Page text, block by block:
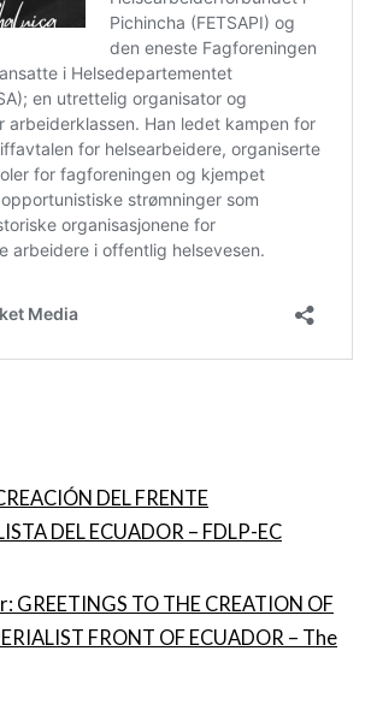
DEL FRENTE
DEL ECUADOR – FDLP-EC
GREETINGS TO THE CREATION OF
FRONT OF ECUADOR – The